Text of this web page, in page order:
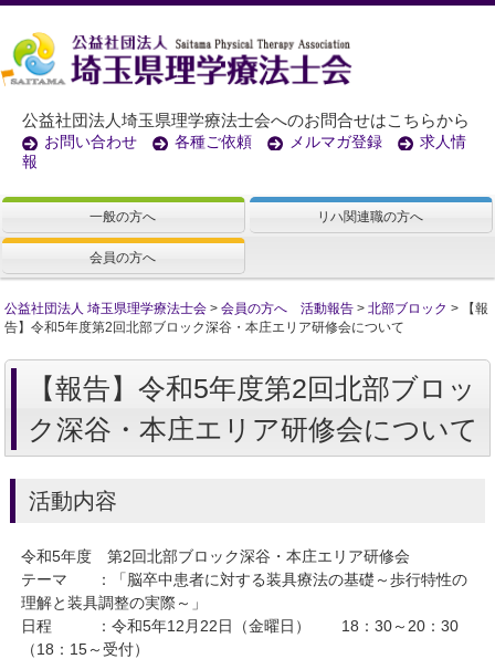
公益社団法人埼玉県理学療法士会へのお問合せはこちらから
お問い合わせ 各種ご依頼 メルマガ登録
求人情
報
一般の方へ リハ関連職の方へ
会員の方へ
公益社団法人 埼玉県理学療法士会 >会員の方へ 活動報告 >北部ブロック >
【報
告】令和5年度第2回北部ブロック深谷・本庄エリア研修会について
【報告】令和5年度第2回北部ブロッ
ク深谷・本庄エリア研修会について
活動内容
令和5年度 第2回北部ブロック深谷・本庄エリア研修会
テーマ ：「脳卒中患者に対する装具療法の基礎～歩行特性の
理解と装具調整の実際～」
日程 ：令和5年12月22日（金曜日） 18：30～20：30
（18：15～受付）